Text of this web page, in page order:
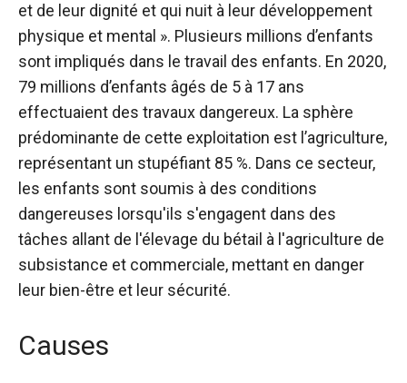
et de leur dignité et qui nuit à leur développement
physique et mental ». Plusieurs millions d’enfants
sont impliqués dans le travail des enfants. En 2020,
79 millions d’enfants âgés de 5 à 17 ans
effectuaient des travaux dangereux. La sphère
prédominante de cette exploitation est l’agriculture,
représentant un stupéfiant 85 %. Dans ce secteur,
les enfants sont soumis à des conditions
dangereuses lorsqu'ils s'engagent dans des
tâches allant de l'élevage du bétail à l'agriculture de
subsistance et commerciale, mettant en danger
leur bien-être et leur sécurité.
Causes